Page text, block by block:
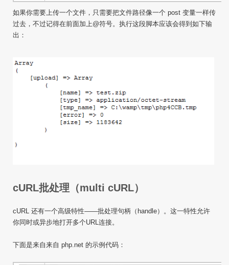
如果你需要上传一个文件，只需要把文件路径像一个 post 变量一样传
过去，不过记得在前面加上@符号。执行这段脚本应该会得到如下输
出：
cURL批处理（multi cURL）
cURL 还有一个高级特性——批处理句柄（handle）。这一特性允许
你同时或异步地打开多个URL连接。
下面是来自来自 php.net 的示例代码：